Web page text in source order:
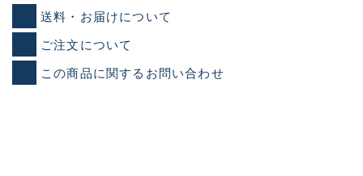
送料・お届けについて
ご注文について
この商品に関するお問い合わせ